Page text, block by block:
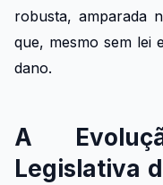
robusta, amparada
que, mesmo sem lei
dano.
A
Legislativa